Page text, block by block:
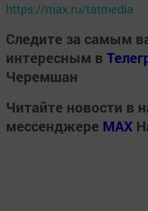
https://max.ru/tatmedia
Следите за самым
интересным в
Черемшан
Читайте новости в
мессенджере MАХ